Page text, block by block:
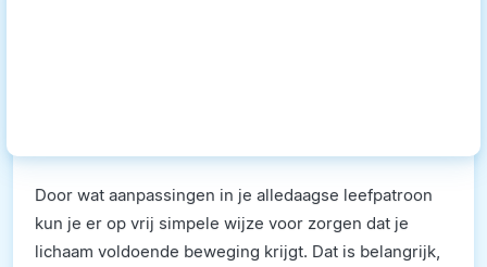
Door wat aanpassingen in je alledaagse leefpatroon
kun je er op vrij simpele wijze voor zorgen dat je
lichaam voldoende beweging krijgt. Dat is belangrijk,